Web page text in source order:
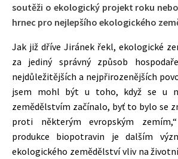
soutěži o ekologický projekt roku
hrnec pro nejlepšího ekologického
Jak již dříve Jiránek řekl, ekologické
za jediný správný způsob
nejdůležitějších a nejpřirozenějších
jsem mohl být u toho, když se u
zemědělstvím začínalo, byť to bylo se
proti některým evropským
produkce biopotravin je dalším
ekologického zemědělství vliv na